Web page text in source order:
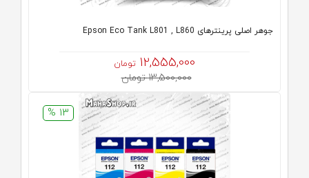
جوهر اصلی پرینترهای Epson Eco Tank L801 , L860
12,555,000 تومان
13,500,000 تومان
13 %